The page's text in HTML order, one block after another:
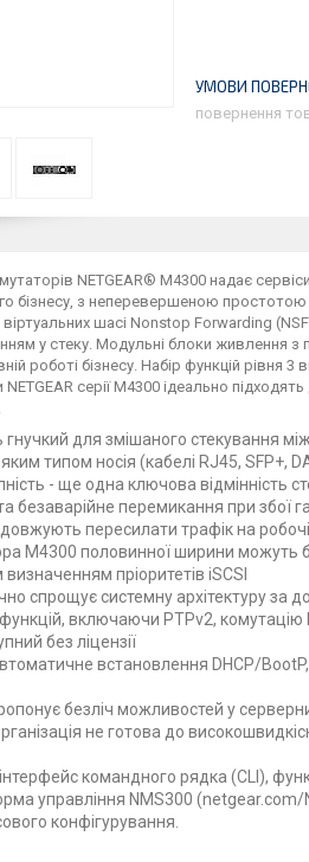
повернення
NETGEAR® M4300 надає
бізнесу, з неперевершеною
віртуальних шасі Nonstop Forwarding
у стеку. Модульні блоки живлення
роботі бізнесу. Набір функцій рівня
серії M4300 ідеально
гнучкий для змішаного стекування
типом носія (кабелі RJ45, SFP+,
- ще одна ключова відмінність
безаварійне перемикання при
пересилати трафік на
M4300 половинної ширини можуть
пріоритетів iSCSI
спрощує системну архітектуру за
включаючи PTPv2, комутацію
без ліцензії
встановлення DHCP/
безліч можливостей у
не готова до
командного рядка (CLI),
управління NMS300
конфігурування.